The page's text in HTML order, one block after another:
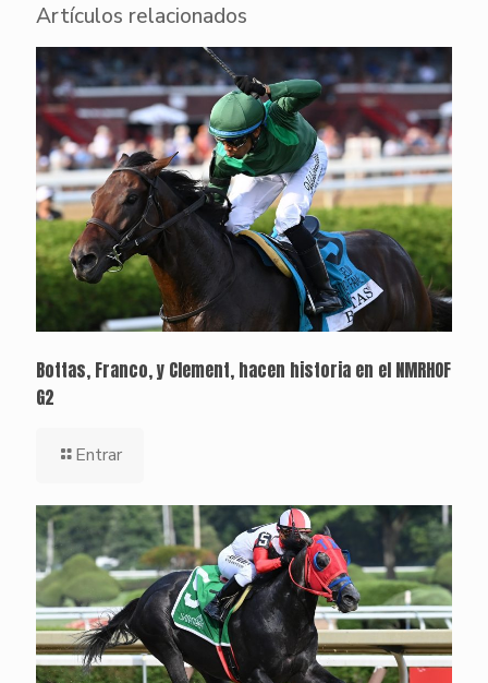
Artículos relacionados
Bottas, Franco, y Clement, hacen historia en el NMRHOF
G2
Entrar